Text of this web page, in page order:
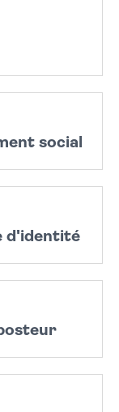
social
d'identité